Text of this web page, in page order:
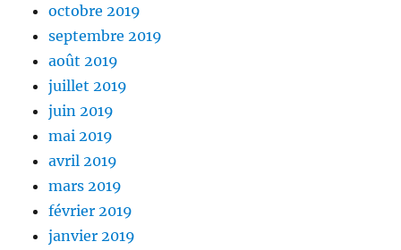
octobre 2019
septembre 2019
août 2019
juillet 2019
juin 2019
mai 2019
avril 2019
mars 2019
février 2019
janvier 2019